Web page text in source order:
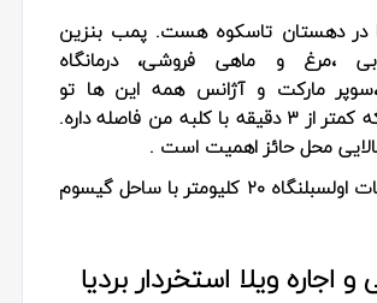
در دهستان تاسکوه هست. پمب بنزین
،مرغ و ماهی فروشی، درمانگاه
مارکت و آژانس همه این ها تو
محله هست که کمتر از ۳ دقیقه با کلبه من فاصله داره.
محل حائز اهمیت است .
فاصله تا ییلاقات اولسبلنگاه ۲۰ کلیومتر با ساحل گیسوم
اجاره ویلا استخردار بردیا